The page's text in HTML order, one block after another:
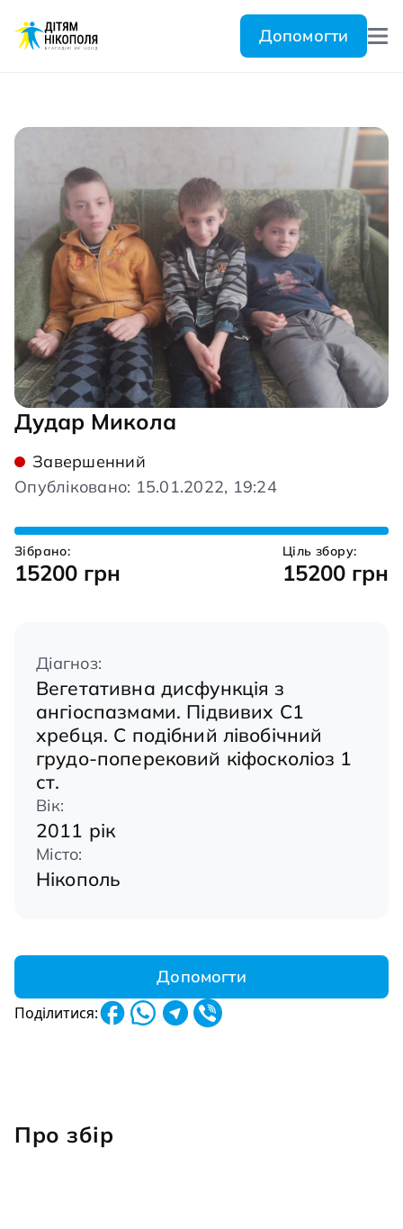
Допомогти
Дудар Микола
Завершенний
Опубліковано: 15.01.2022, 19:24
Зібрано:
15200 грн
Ціль збору:
15200 грн
Діагноз:
Вегетативна дисфункція з
ангіоспазмами. Підвивих С1
хребця. С подібний лівобічний
грудо-поперековий кіфосколіоз 1
ст.
Вік:
2011 рік
Місто:
Нікополь
Допомогти
Поділитися:
Про збір